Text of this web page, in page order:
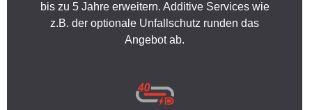
bis zu 5 Jahre erweitern. Additive Services wie
z.B. der optionale Unfallschutz runden das
Angebot ab.